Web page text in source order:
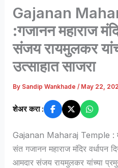
Gajanan
:गजानन महाराज
संजय रायमुलकर
उत्साहात साजरा
By Sandip Wankhade/ May 22,
शेअर करा :
Gajanan Maharaj Temple :
संत गजानन महाराज मंदिर वर्धापन
आमदार संजय रायमुलकर यांच्या